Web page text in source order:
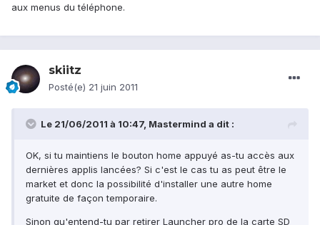
aux menus du téléphone.
skiitz
Posté(e) 21 juin 2011
Le 21/06/2011 à 10:47, Mastermind a dit :
OK, si tu maintiens le bouton home appuyé as-tu accès aux
dernières applis lancées? Si c'est le cas tu as peut être le
market et donc la possibilité d'installer une autre home
gratuite de façon temporaire.
Sinon qu'entend-tu par retirer Launcher pro de la carte SD